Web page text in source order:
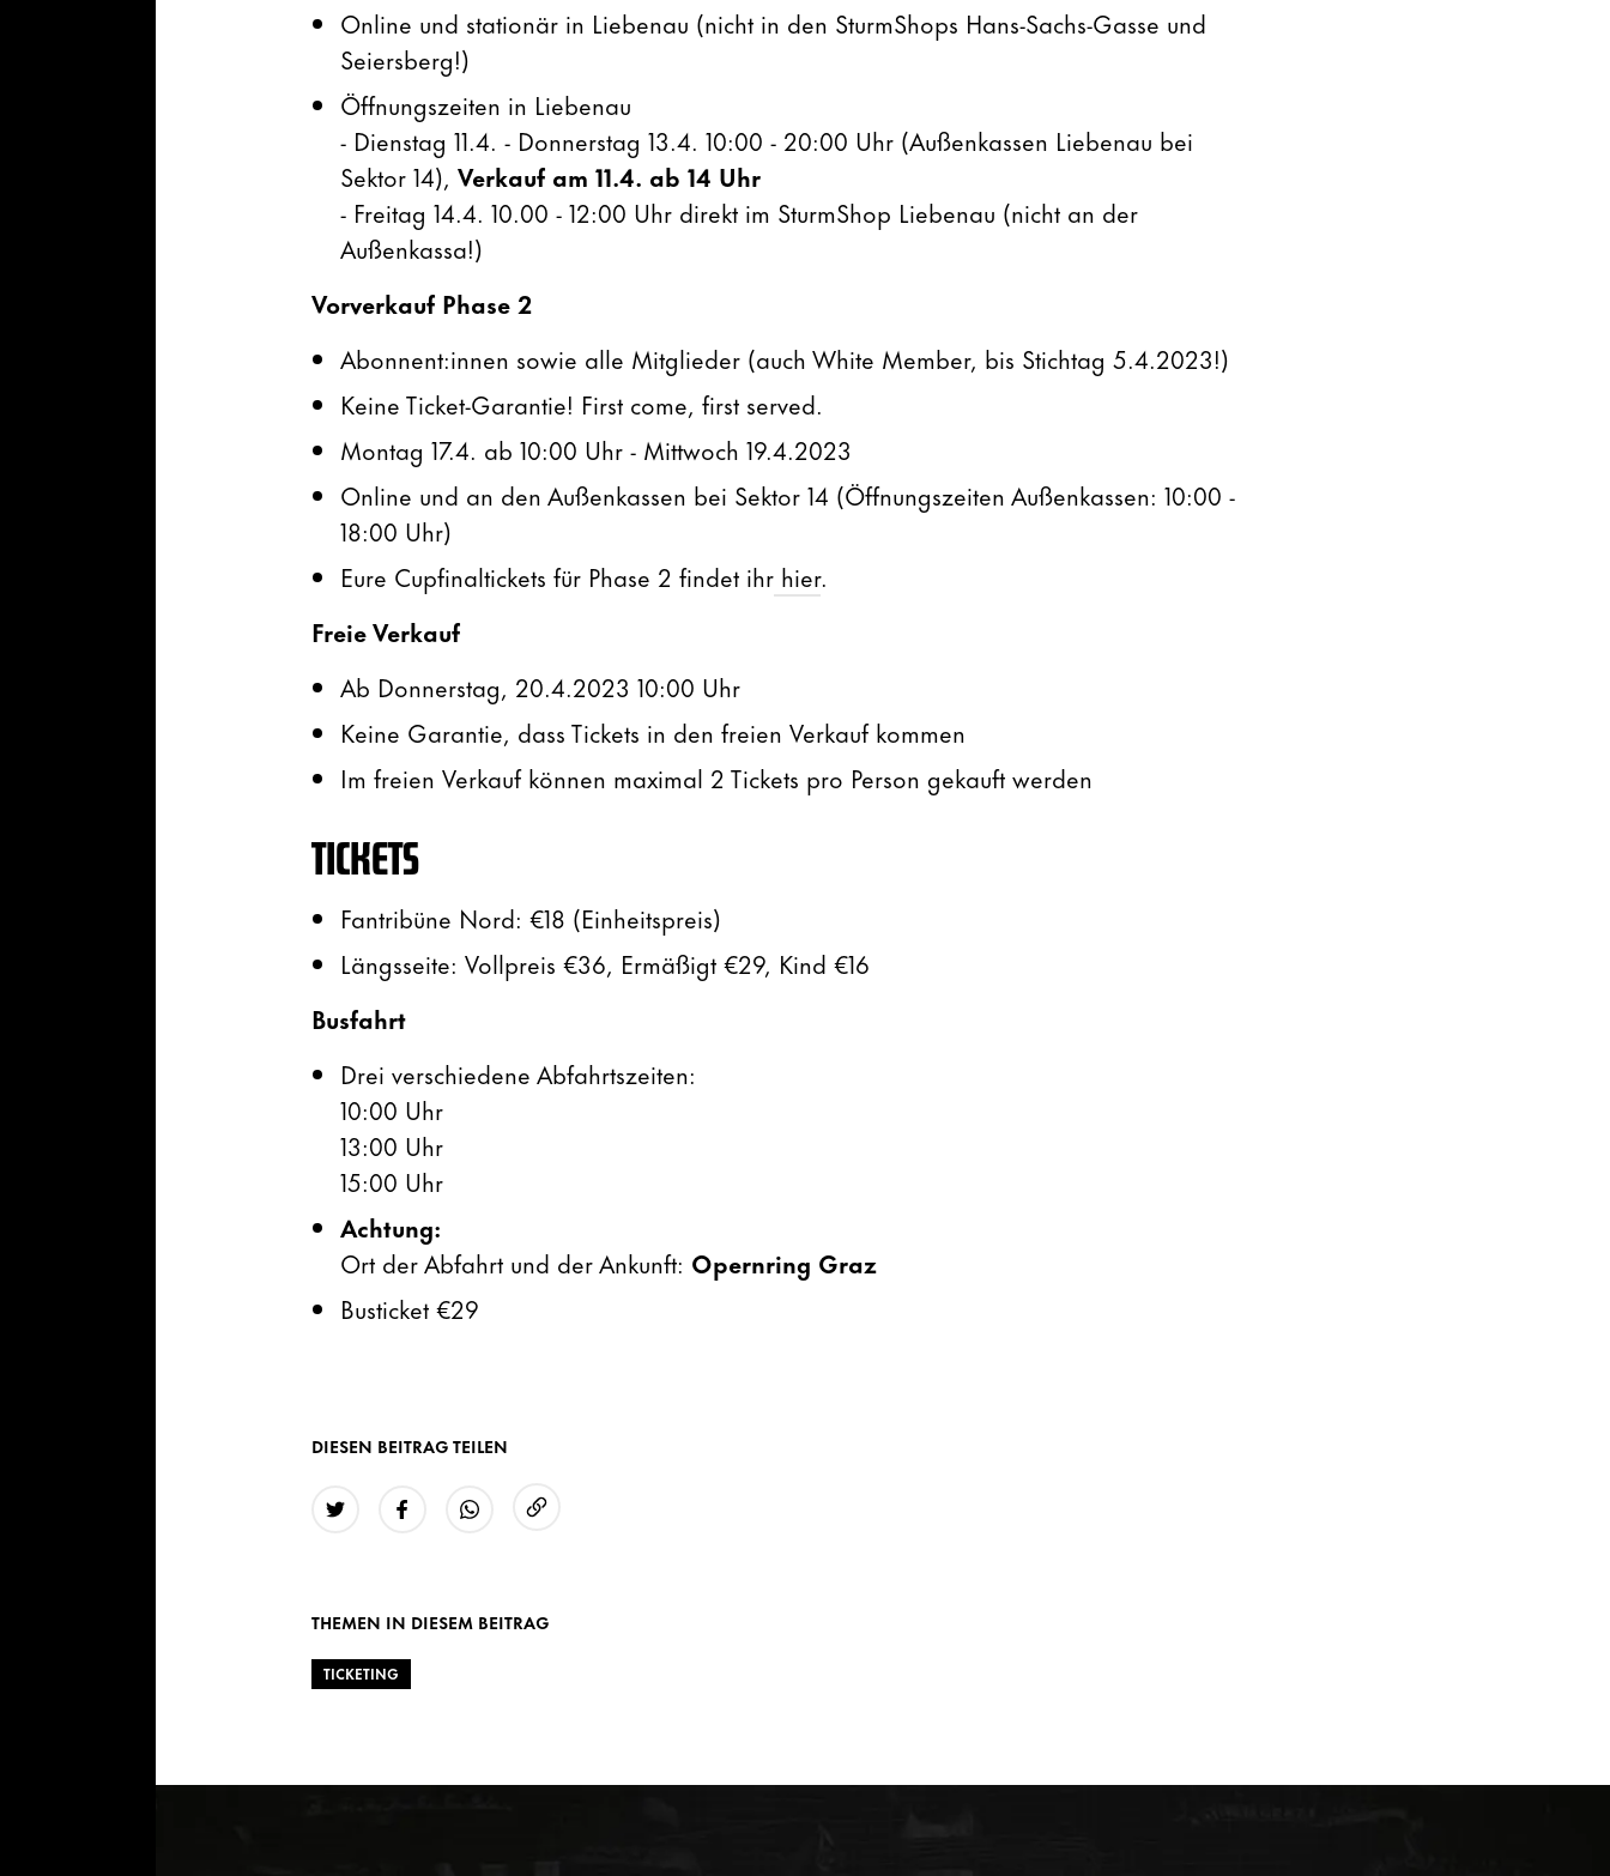
Online und stationär in Liebenau (nicht in den SturmShops Hans-Sachs-Gasse und
Seiersberg!)
Öffnungszeiten in Liebenau
- Dienstag 11.4. - Donnerstag 13.4. 10:00 - 20:00 Uhr (Außenkassen Liebenau bei
Sektor 14), Verkauf am 11.4. ab 14 Uhr
- Freitag 14.4. 10.00 - 12:00 Uhr direkt im SturmShop Liebenau (nicht an der
Außenkassa!)
Vorverkauf Phase 2
Abonnent:innen sowie alle Mitglieder (auch White Member, bis Stichtag 5.4.2023!)
Keine Ticket-Garantie! First come, first served.
Montag 17.4. ab 10:00 Uhr - Mittwoch 19.4.2023
Online und an den Außenkassen bei Sektor 14 (Öffnungszeiten Außenkassen: 10:00 -
18:00 Uhr)
Eure Cupfinaltickets für Phase 2 findet ihrhier.
Freie Verkauf
Ab Donnerstag, 20.4.2023 10:00 Uhr
Keine Garantie, dass Tickets in den freien Verkauf kommen
Im freien Verkauf können maximal 2 Tickets pro Person gekauft werden
TICKETS
Fantribüne Nord: €18 (Einheitspreis)
Längsseite: Vollpreis €36, Ermäßigt €29, Kind €16
Busfahrt
Drei verschiedene Abfahrtszeiten:
10:00 Uhr
13:00 Uhr
15:00 Uhr
Achtung:
Ort der Abfahrt und der Ankunft: Opernring Graz
Busticket €29
DIESEN BEITRAG TEILEN
THEMEN IN DIESEM BEITRAG
TICKETING